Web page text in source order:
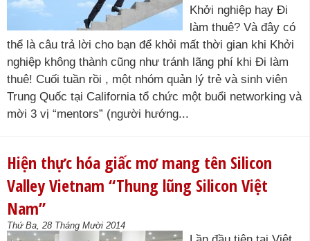
Khởi nghiệp hay Đi
làm thuê? Và đây có
thể là câu trả lời cho bạn để khỏi mất thời gian khi Khởi
nghiệp không thành cũng như tránh lãng phí khi Đi làm
thuê! Cuối tuần rồi , một nhóm quản lý trẻ và sinh viên
Trung Quốc tại California tổ chức một buổi networking và
mời 3 vị “mentors” (người hướng...
Hiện thực hóa giấc mơ mang tên Silicon
Valley Vietnam “Thung lũng Silicon Việt
Nam”
Thứ Ba, 28 Tháng Mười 2014